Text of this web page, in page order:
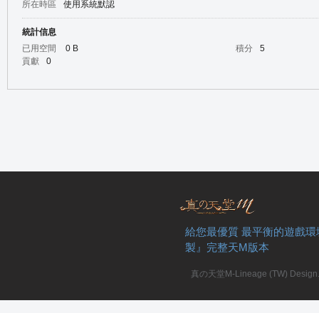
所在時區
使用系統默認
統計信息
已用空間
0 B 積分
5
貢獻
0
給您最優質 最平衡的遊戲
製』完整天M版本
真の天堂M-Lineage (TW)